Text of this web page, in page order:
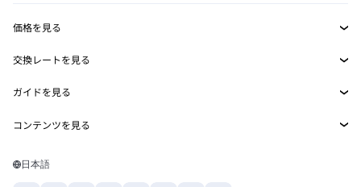
MetaMask Connect
Snaps
Web3サービス
セキュリティ
サポート
キャリア
価格を見る
イーサリアムの価格
Solanaの価格
Tetherの価格
交換レートを見る
ETH→USD
USDT→INR
BTC→INR
ガイドを見る
ETHの購入
コンテンツを見る
Solanaウォレット
日本語